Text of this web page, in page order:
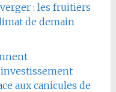
: les fruitiers
de demain
aux canicules de